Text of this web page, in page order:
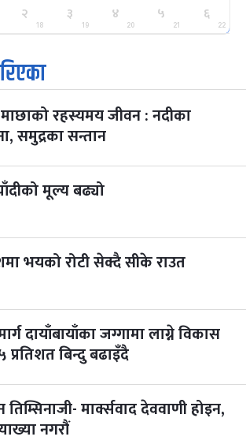
२०८३ Mar 9, 2027
७ महिना बाँकी
-Mar 21, 2027
-Mar 22, 2027
७ महिना बाँकी
२
18
३
19
४
20
५
21
६
22
रहस्यमय जीवन : नदीका
समुद्रका सन्तान
मूल्य बढ्यो
भयको रोटी सेक्दै सीके राउत
दायाँबायाँका जग्गामा लाग्ने विकास
बिन्दु बढाइँदै
तिम्सिनाजी- मार्क्सवाद देववाणी होइन,
नगरौं